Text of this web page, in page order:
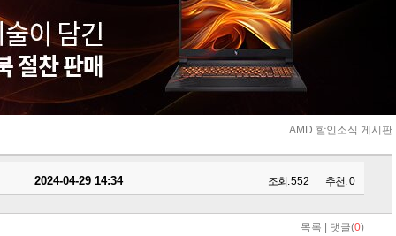
AMD 할인소식 게시판
2024-04-29 14:34 조회:552 추천: 0
목록 댓글(0)